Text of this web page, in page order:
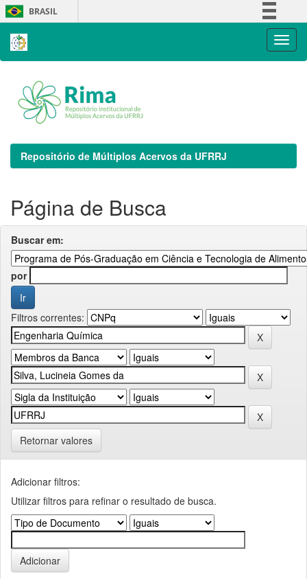
Skip
navigation
BRASIL
Repositório de Múltiplos Acervos da UFRRJ
Página de Busca
Buscar em:
por
Filtros correntes:
Retornar valores
Adicionar filtros:
Utilizar filtros para refinar o resultado de busca.